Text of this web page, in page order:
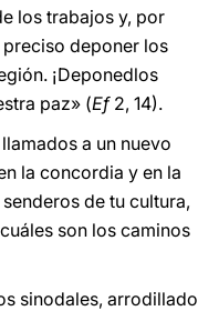
los trabajos y, por
preciso deponer los
¡Deponedlos
paz» (Ef2, 14).
a un nuevo
la concordia y en la
de tu cultura,
son los caminos
sinodales, arrodillado